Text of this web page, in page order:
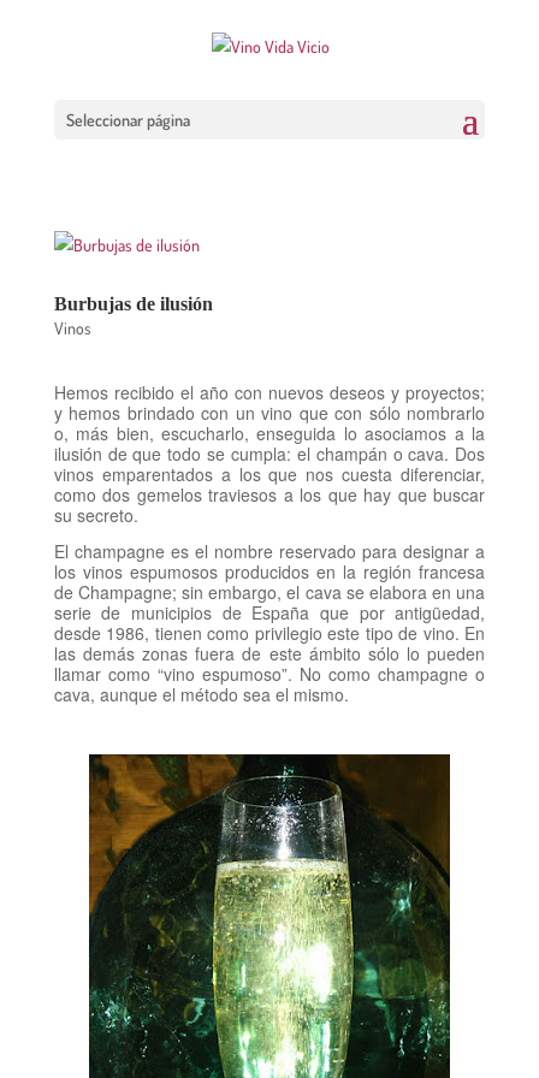
Seleccionar página
Burbujas de ilusión
Vinos
Hemos recibido el año con nuevos deseos y proyectos;
y hemos brindado con un vino que con sólo nombrarlo
o, más bien, escucharlo, enseguida lo asociamos a la
ilusión de que todo se cumpla: el champán o cava. Dos
vinos emparentados a los que nos cuesta diferenciar,
como dos gemelos traviesos a los que hay que buscar
su secreto.
El champagne es el nombre reservado para designar a
los vinos espumosos producidos en la región francesa
de Champagne; sin embargo, el cava se elabora en una
serie de municipios de España que por antigüedad,
desde 1986, tienen como privilegio este tipo de vino. En
las demás zonas fuera de este ámbito sólo lo pueden
llamar como “vino espumoso”. No como champagne o
cava, aunque el método sea el mismo.